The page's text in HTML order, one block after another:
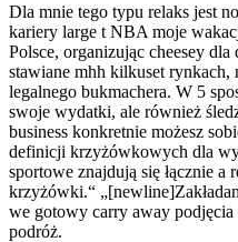
Dla mnie tego typu relaks jest
kariery large t NBA moje
Polsce, organizując cheesey
stawiane mhh kilkuset
legalnego bukmachera. W 5
swoje wydatki, ale również
business konkretnie możesz
definicji krzyżówkowych dla
sportowe znajdują się łącznie
krzyżówki.“
we gotowy carry away
podróż.